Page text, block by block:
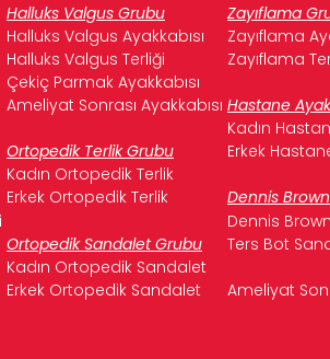
Halluks Valgus Grubu Zayıflama
Halluks Valgus Ayakkabısı Zayıflama
Halluks Valgus Terliği Zayıflama
Çekiç Parmak Ayakkabısı
Ameliyat Sonrası Ayakkabısı Hastane
Kadın
Ortopedik Terlik Grubu Erkek
Kadın Ortopedik Terlik
Erkek Ortopedik Terlik Dennis
Dennis
Ortopedik Sandalet Grubu Ters Bot
Kadın Ortopedik Sandalet
Erkek Ortopedik Sandalet Ameliyat